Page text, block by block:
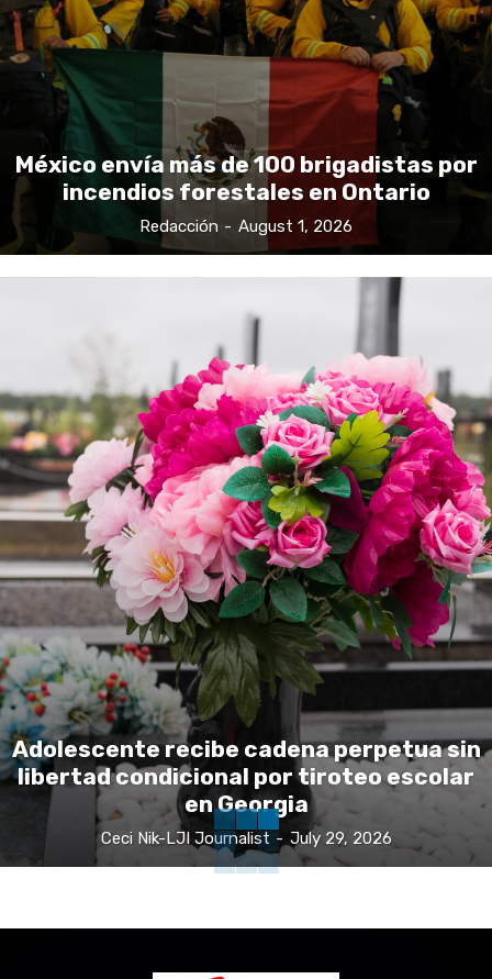
México envía más de 100 brigadistas por
incendios forestales en Ontario
Redacción - August 1, 2026
Adolescente recibe cadena perpetua sin
libertad condicional por tiroteo escolar
en Georgia
Ceci Nik-LJI Journalist - July 29, 2026